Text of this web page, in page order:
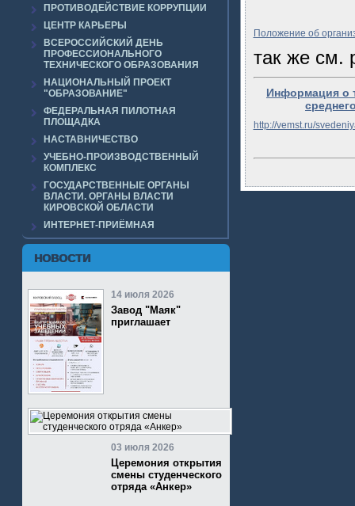
ПРОТИВОДЕЙСТВИЕ КОРРУПЦИИ
ЦЕНТР КАРЬЕРЫ
ВСЕРОССИЙСКИЙ ДЕНЬ
ПРОФЕССИОНАЛЬНОГО
ТЕХНИЧЕСКОГО ОБРАЗОВАНИЯ
НАЦИОНАЛЬНЫЙ ПРОЕКТ
"ОБРАЗОВАНИЕ"
ФЕДЕРАЛЬНАЯ ПИЛОТНАЯ
ПЛОЩАДКА
НАСТАВНИЧЕСТВО
УЧЕБНО-ПРОИЗВОДСТВЕННЫЙ
КОМПЛЕКС
ГОСУДАРСТВЕННЫЕ ОРГАНЫ
ВЛАСТИ. ОРГАНЫ ВЛАСТИ
КИРОВСКОЙ ОБЛАСТИ
ИНТЕРНЕТ-ПРИЁМНАЯ
НОВОСТИ
14 июля 2026
Завод "Маяк"
приглашает
03 июля 2026
Церемония открытия
смены студенческого
отряда «Анкер»
Положение об
так же см.
Информация о
http://vemst.ru/